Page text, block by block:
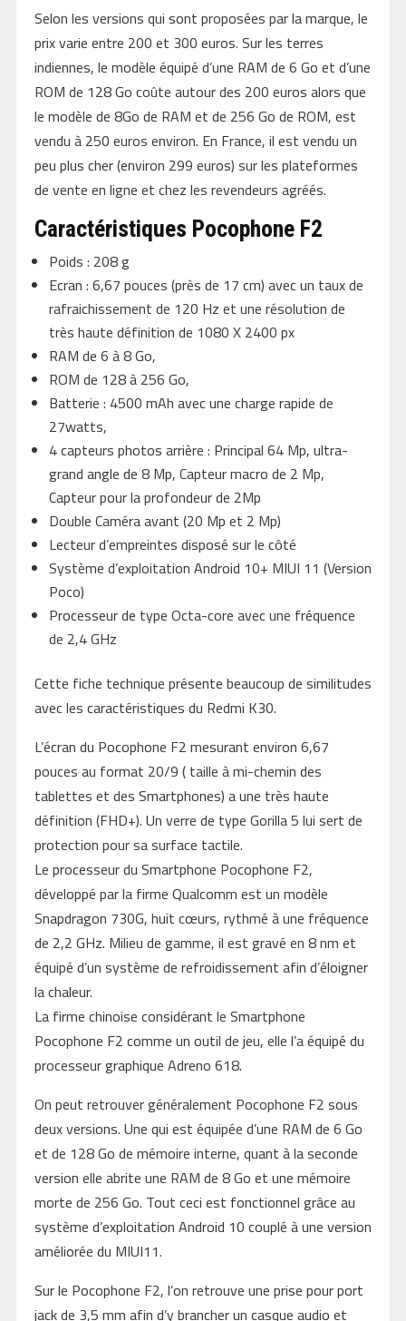
Selon les versions qui sont proposées par la marque, le
prix varie entre 200 et 300 euros. Sur les terres
indiennes, le modèle équipé d’une RAM de 6 Go et d’une
ROM de 128 Go coûte autour des 200 euros alors que
le modèle de 8Go de RAM et de 256 Go de ROM, est
vendu à 250 euros environ. En France, il est vendu un
peu plus cher (environ 299 euros) sur les plateformes
de vente en ligne et chez les revendeurs agréés.
Caractéristiques Pocophone F2
Poids : 208 g
Ecran : 6,67 pouces (près de 17 cm) avec un taux de
rafraichissement de 120 Hz et une résolution de
très haute définition de 1080 X 2400 px
RAM de 6 à 8 Go,
ROM de 128 à 256 Go,
Batterie : 4500 mAh avec une charge rapide de
27watts,
4 capteurs photos arrière : Principal 64 Mp, ultra-
grand angle de 8 Mp, Capteur macro de 2 Mp,
Capteur pour la profondeur de 2Mp
Double Caméra avant (20 Mp et 2 Mp)
Lecteur d’empreintes disposé sur le côté
Système d’exploitation Android 10+ MIUI 11 (Version
Poco)
Processeur de type Octa-core avec une fréquence
de 2,4 GHz
Cette fiche technique présente beaucoup de similitudes
avec les caractéristiques du Redmi K30.
L’écran du Pocophone F2 mesurant environ 6,67
pouces au format 20/9 ( taille à mi-chemin des
tablettes et des Smartphones) a une très haute
définition (FHD+). Un verre de type Gorilla 5 lui sert de
protection pour sa surface tactile.
Le processeur du Smartphone Pocophone F2,
développé par la firme Qualcomm est un modèle
Snapdragon 730G, huit cœurs, rythmé à une fréquence
de 2,2 GHz. Milieu de gamme, il est gravé en 8 nm et
équipé d’un système de refroidissement afin d’éloigner
la chaleur.
La firme chinoise considérant le Smartphone
Pocophone F2 comme un outil de jeu, elle l’a équipé du
processeur graphique Adreno 618.
On peut retrouver généralement Pocophone F2 sous
deux versions. Une qui est équipée d’une RAM de 6 Go
et de 128 Go de mémoire interne, quant à la seconde
version elle abrite une RAM de 8 Go et une mémoire
morte de 256 Go. Tout ceci est fonctionnel grâce au
système d’exploitation Android 10 couplé à une version
améliorée du MIUI11.
Sur le Pocophone F2, l’on retrouve une prise pour port
jack de 3,5 mm afin d’y brancher un casque audio et